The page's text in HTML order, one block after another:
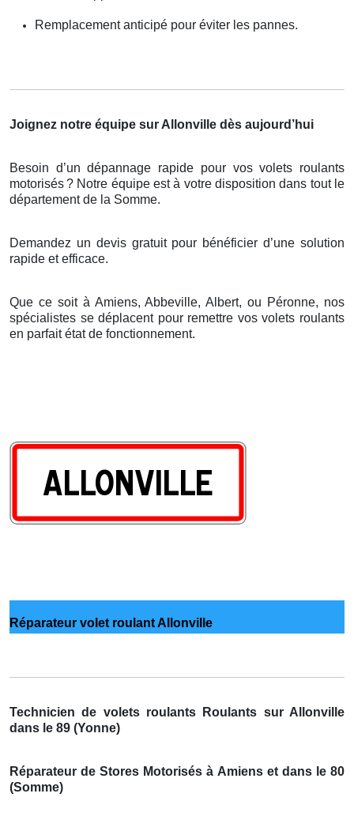
Remplacement anticipé pour éviter les pannes.
Joignez notre équipe sur Allonville dès aujourd’hui
Besoin d’un dépannage rapide pour vos volets roulants
motorisés? Notre équipe està votre disposition dans tout le
département de la Somme.
Demandez un devis gratuit pour bénéficier d’une solution
rapide et efficace.
Que ce soit à Amiens, Abbeville, Albert, ou Péronne, nos
spécialistes se déplacent pour remettre vos volets roulants
en parfait état de fonctionnement.
Réparateur volet roulant Allonville
Technicien de volets roulants Roulants sur Allonville
dans le 89 (Yonne)
Réparateur de Stores Motorisés à Amiens et dans le 80
(Somme)